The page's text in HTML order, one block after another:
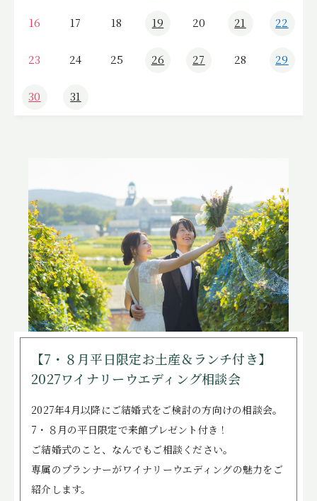
16 17 18 19 20 21 22
23 24 25 26 27 28 29
30 31
【7・８月平日限定お土産＆ランチ付き】
2027ワイナリーウエディング相談会
2027年4月以降にご結婚式をご検討の方向けの相談会。
7・８月の平日限定で来館プレゼント付き！
ご結婚式のこと、なんでもご相談ください。
専属のプランナーがワイナリーウエディングの魅力をご
紹介します。